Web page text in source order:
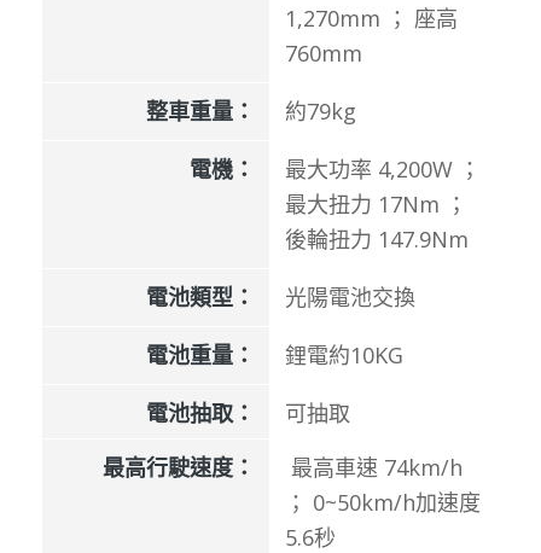
1,270mm ； 座高
760mm
整車重量：
約79kg
電機：
最大功率 4,200W ；
最大扭力 17Nm ；
後輪扭力 147.9Nm
電池類型：
光陽電池交換
電池重量：
鋰電約10KG
電池抽取：
可抽取
最高行駛速度：
最高車速 74km/h
； 0~50km/h加速度
5.6秒